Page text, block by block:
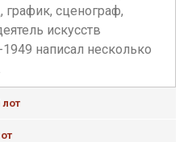
график, сценограф,
искусств
написал несколько